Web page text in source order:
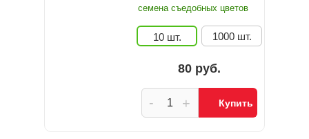
семена съедобных цветов
10 шт. 1000 шт.
80 руб.
+
- Купить